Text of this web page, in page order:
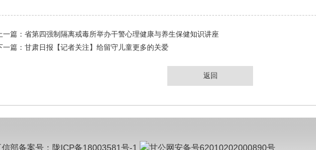
一篇： 省第四强制隔离戒毒所举办干警心理健康与养生保健知识讲座
一篇： 甘肃日报【记者关注】给留守儿童更多的关爱
返回
信部备案号：陇ICP备18003581号-1 甘公网安备号62010202000890号